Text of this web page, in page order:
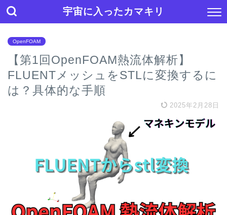
宇宙に入ったカマキリ
OpenFOAM
【第1回OpenFOAM熱流体解析】
FLUENTメッシュをSTLに変換するに
は？具体的な手順
2025年2月28日